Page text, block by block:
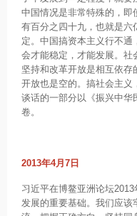
中国情况是非常特殊的，即
有百分之四十九，也就是六
定。中国搞资本主义行不
会才能稳定，才能发展。社
坚持和改革开放是相互依
开放也是空的。搞社会主义
谈话的一部分以《振兴中华
卷。
2013年4月7日
习近平在博鳌亚洲论坛
发展的重要基础。我们应该